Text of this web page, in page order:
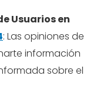
Usuarios en
: Las opiniones de
información
sobre el